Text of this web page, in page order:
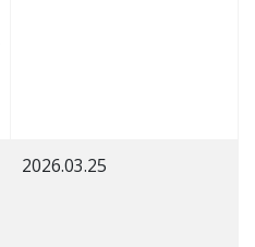
2026.03.25